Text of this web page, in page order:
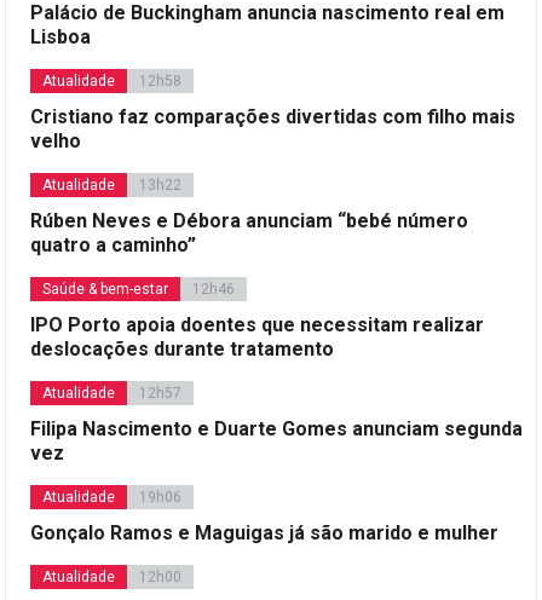
Palácio de Buckingham anuncia nascimento real em
Lisboa
Atualidade 12h58
Cristiano faz comparações divertidas com filho mais
velho
Atualidade 13h22
Rúben Neves e Débora anunciam “bebé número
quatro a caminho”
Saúde & bem-estar 12h46
IPO Porto apoia doentes que necessitam realizar
deslocações durante tratamento
Atualidade 12h57
Filipa Nascimento e Duarte Gomes anunciam segunda
vez
Atualidade 19h06
Gonçalo Ramos e Maguigas já são marido e mulher
Atualidade 12h00